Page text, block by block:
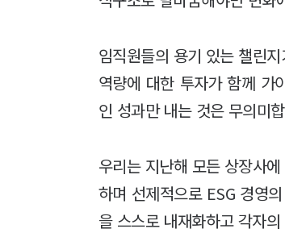
임직원들의 용기 있는 챌린
역량에 대한 투자가 함께 가
인 성과만 내는 것은 무의미
우리는 지난해 모든 상장사
하며 선제적으로 ESG 경영
을 스스로 내재화하고 각자